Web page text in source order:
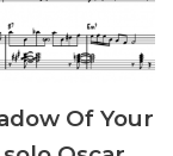
Of Your